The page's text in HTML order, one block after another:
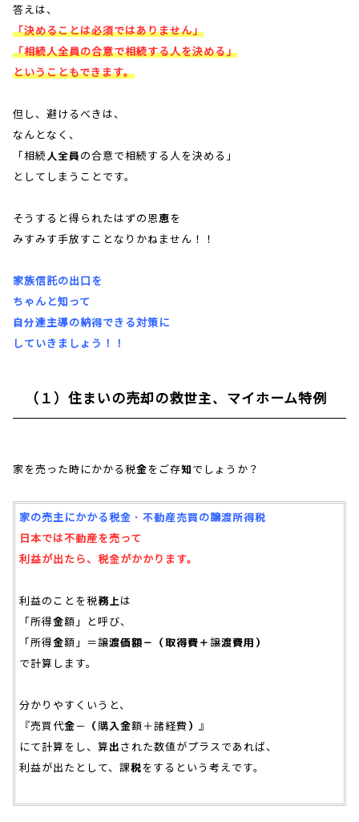
答えは、
「決めることは必須ではありません」
「相続人全員の合意で相続する人を決める」
ということもできます。
但し、避けるべきは、
なんとなく、
「相続人全員の合意で相続する人を決める」
としてしまうことです。
そうすると得られたはずの恩恵を
みすみす手放すことなりかねません！！
家族信託の出口を
ちゃんと知って
自分達主導の納得できる対策に
していきましょう！！
（１）住まいの売却の救世主、マイホーム特例
家を売った時にかかる税金をご存知でしょうか？
家の売主にかかる税金・不動産売買の譲渡所得税
日本では不動産を売って
利益が出たら、税金がかかります。
利益のことを税務上は
「所得金額」と呼び、
「所得金額」＝譲渡価額－（取得費＋譲渡費用）
で計算します。
分かりやすくいうと、
『売買代金－（購入金額＋諸経費）』
にて計算をし、算出された数値がプラスであれば、
利益が出たとして、課税をするという考えです。